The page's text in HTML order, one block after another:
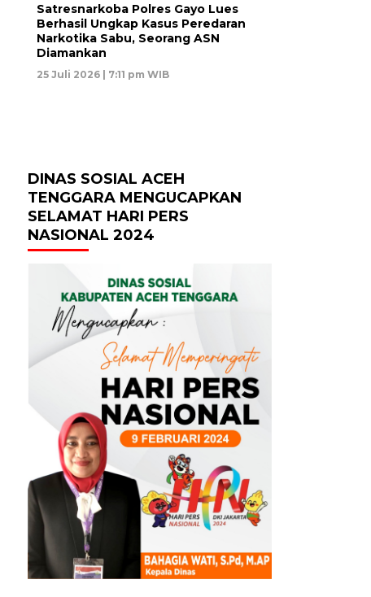
Satresnarkoba Polres Gayo Lues
Berhasil Ungkap Kasus Peredaran
Narkotika Sabu, Seorang ASN
Diamankan
25 Juli 2026 | 7:11 pm WIB
DINAS SOSIAL ACEH
TENGGARA MENGUCAPKAN
SELAMAT HARI PERS
NASIONAL 2024